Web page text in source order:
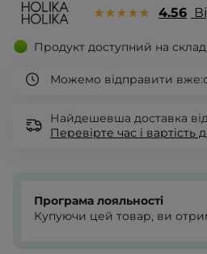
4.56
Продукт доступний на
Можемо відправити вже:
Найдешевша доставка
Перевірте час і вартість
Програма лояльності
Купуючи цей товар, ви